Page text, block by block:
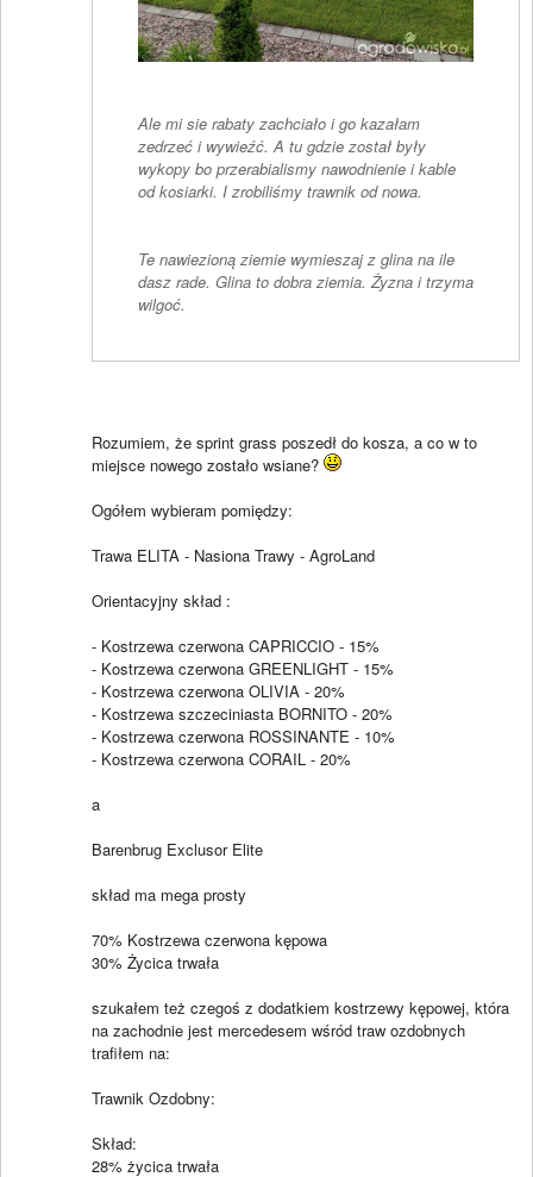
Ale mi sie rabaty zachciało i go kazałam
zedrzeć i wywieźć. A tu gdzie został były
wykopy bo przerabialismy nawodnienie i kable
od kosiarki. I zrobiliśmy trawnik od nowa.
Te nawiezioną ziemie wymieszaj z glina na ile
dasz rade. Glina to dobra ziemia. Żyzna i trzyma
wilgoć.
Rozumiem, że sprint grass poszedł do kosza, a co w to
miejsce nowego zostało wsiane?
Ogółem wybieram pomiędzy:
Trawa ELITA - Nasiona Trawy - AgroLand
Orientacyjny skład :
- Kostrzewa czerwona CAPRICCIO - 15%
- Kostrzewa czerwona GREENLIGHT - 15%
- Kostrzewa czerwona OLIVIA - 20%
- Kostrzewa szczeciniasta BORNITO - 20%
- Kostrzewa czerwona ROSSINANTE - 10%
- Kostrzewa czerwona CORAIL - 20%
a
Barenbrug Exclusor Elite
skład ma mega prosty
70% Kostrzewa czerwona kępowa
30% Życica trwała
szukałem też czegoś z dodatkiem kostrzewy kępowej, która
na zachodnie jest mercedesem wśród traw ozdobnych
trafiłem na:
Trawnik Ozdobny:
Skład:
28% życica trwała